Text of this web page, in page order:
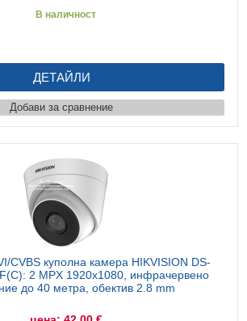
В наличност
ДЕТАЙЛИ
Добави за сравнение
CVBS куполна камера HIKVISION DS-
2 MPX 1920x1080, инфрачервено
до 40 метра, обектив 2.8 mm